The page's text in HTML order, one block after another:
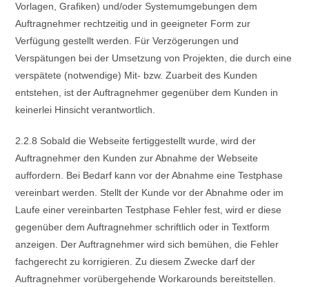
Vorlagen, Grafiken) und/oder Systemumgebungen dem
Auftragnehmer rechtzeitig und in geeigneter Form zur
Verfügung gestellt werden. Für Verzögerungen und
Verspätungen bei der Umsetzung von Projekten, die durch eine
verspätete (notwendige) Mit- bzw. Zuarbeit des Kunden
entstehen, ist der Auftragnehmer gegenüber dem Kunden in
keinerlei Hinsicht verantwortlich.
2.2.8 Sobald die Webseite fertiggestellt wurde, wird der
Auftragnehmer den Kunden zur Abnahme der Webseite
auffordern. Bei Bedarf kann vor der Abnahme eine Testphase
vereinbart werden. Stellt der Kunde vor der Abnahme oder im
Laufe einer vereinbarten Testphase Fehler fest, wird er diese
gegenüber dem Auftragnehmer schriftlich oder in Textform
anzeigen. Der Auftragnehmer wird sich bemühen, die Fehler
fachgerecht zu korrigieren. Zu diesem Zwecke darf der
Auftragnehmer vorübergehende Workarounds bereitstellen.